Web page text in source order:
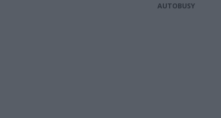
AUTOBUSY